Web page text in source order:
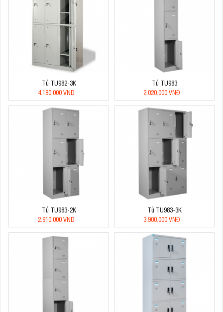
Tủ TU982-3K
4.180.000 VNĐ
Tủ TU983
2.020.000 VNĐ
Tủ TU983-2K
2.910.000 VNĐ
Tủ TU983-3K
3.900.000 VNĐ